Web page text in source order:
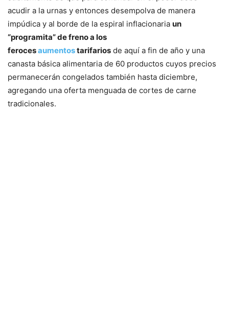
acudir a la urnas y entonces desempolva de manera
impúdica y al borde de la espiral inflacionaria un
“programita” de freno a los
ferocesaumentostarifarios de aquí a fin de año y una
canasta básica alimentaria de 60 productos cuyos precios
permanecerán congelados también hasta diciembre,
agregando una oferta menguada de cortes de carne
tradicionales.